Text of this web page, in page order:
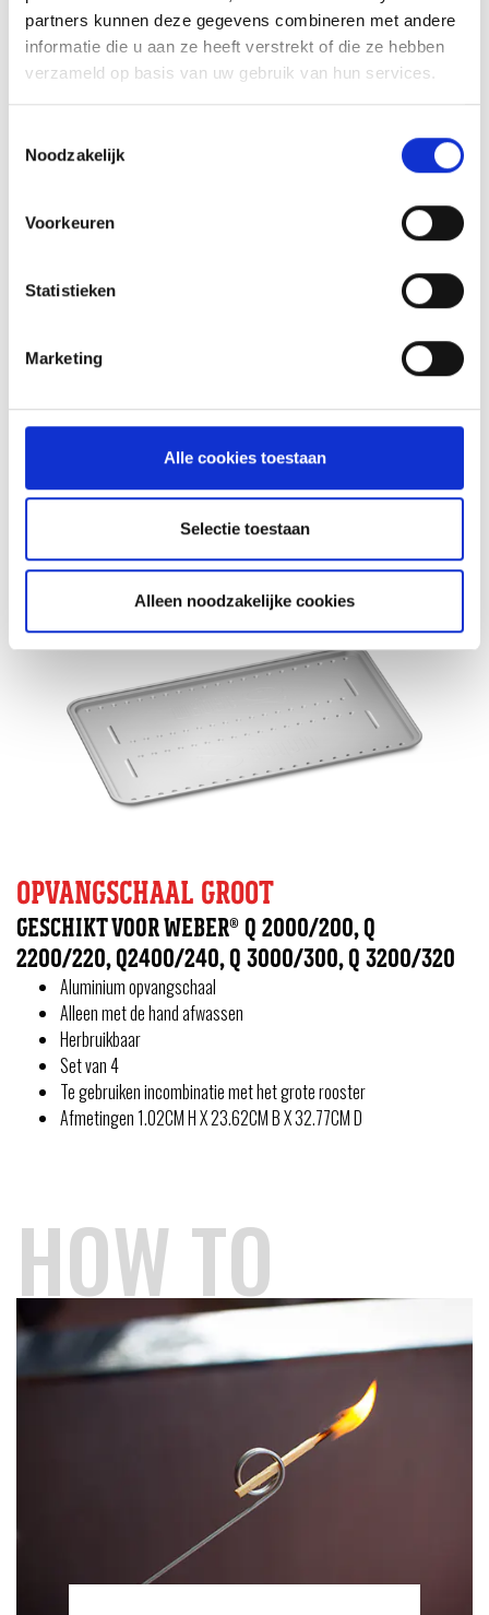
partners kunnen deze gegevens combineren met andere
informatie die u aan ze heeft verstrekt of die ze hebben
verzameld op basis van uw gebruik van hun services.
Noodzakelijk
Voorkeuren
Statistieken
Marketing
Alle cookies toestaan
Selectie toestaan
Alleen noodzakelijke cookies
GESCHIKT VOOR WEBER® Q 2000/200, Q
2200/220, Q2400/240, Q 3000/300, Q 3200/320
RVS rooster
Vaatwasserbestendig
Zorgt voor indirecte hitte op je Weber Q
Te gebruiken met de grote opvangschaal
OPVANGSCHAAL GROOT
GESCHIKT VOOR WEBER® Q 2000/200, Q
2200/220, Q2400/240, Q 3000/300, Q 3200/320
Aluminium opvangschaal
Alleen met de hand afwassen
Herbruikbaar
Set van 4
Te gebruiken incombinatie met het grote rooster
Afmetingen 1.02CM H X 23.62CM B X 32.77CM D
HOW TO